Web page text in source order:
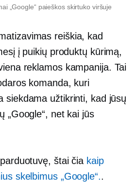
„Google“ paieškos skirtuko viršuje
reiškia, kad
į puikių produktų kūrimą,
reklamos kampanija. Tai
komanda, kuri
siekdama užtikrinti, kad jūsų
„Google“, net kai jūs
štai čia kaip
skelbimus „Google“..